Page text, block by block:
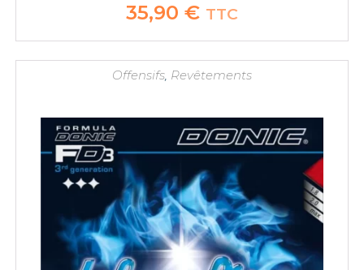
35,90 € TTC
Offensifs Revêtements